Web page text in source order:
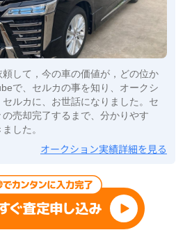
して，今の車の価値が，どの位か
で、セルカの事を知り、オークシ
ルカに、お世話になりました。セ
売却完了するまで、分かりやす
した。
オークション実績詳細を見る